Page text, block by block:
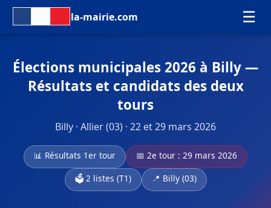
la-mairie.com ☰
Élections municipales 2026 à Billy —
Résultats et candidats des deux
tours
Billy · Allier (03) · 22 et 29 mars 2026
📊 Résultats 1er tour
📅 2e tour : 29 mars 2026
🗳️ 2 listes (T1)
📍 Billy (03)